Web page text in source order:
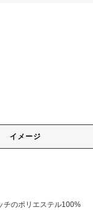
イメージ
チのポリエステル100%